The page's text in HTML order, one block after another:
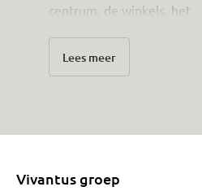
centrum, de winkels, het
Lees meer
Vivantus groep